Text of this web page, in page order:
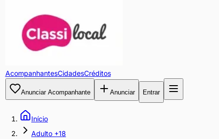
AcompanhantesCidadesCréditos
Anunciar Acompanhante Anunciar Entrar
Início
Adulto +18